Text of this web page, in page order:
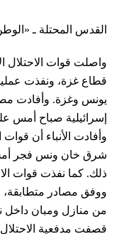
القدس المحتلة ـ
واصلت قوات الاحتلال
قطاع غزة، ونفذت
يونس وغزة. وأفادت
إسرائيلية صباح أمس
شرق خان ونس فجر
ذلك. كما نفذت قوات
ووفق مصادر متطابقة،
من منازل ومبان داخل
قصفت مدفعية